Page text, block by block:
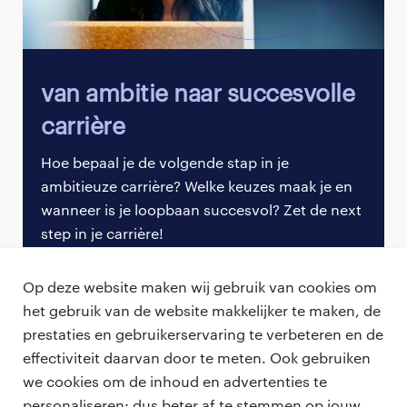
Op deze website maken wij gebruik van cookies om
het gebruik van de website makkelijker te maken, de
prestaties en gebruikerservaring te verbeteren en de
effectiviteit daarvan door te meten. Ook gebruiken
we cookies om de inhoud en advertenties te
worden doorlopen, zijn herkenbaar in elke reactie op
persoonlijk trauma en verandering. Het model wordt
emotionele reacties per fase te (her)kennen en er
effectief op te reageren ondersteun je reboarders
In de fase van:
Ontkenning:kan het zijn dat medewerkers
denken dat deze verandering wel weer over zal
geeft aan dat dit de realiteit is;
Woede:komen veel emoties kijken. Schrik hier
niet van terug en beantwoord emotie niet met
ratio. Het is namelijk niet effectief. Medewerkers
willen in deze fase vooral gehoord worden;
Van ambitie naar succesvolle
carrière
Hoe bepaal je de volgende stap in je
ambitieuze carrière? Welke keuzes maak je en
wanneer is je loopbaan succesvol? Zet de next
step in je carrière!
Let's go & bouw aan je carrière